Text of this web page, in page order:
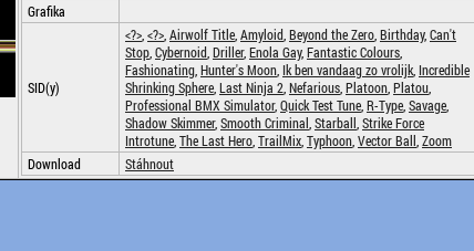
Grafika
SID(y)
<?> <?> Airwolf Title Amyloid Beyond the Zero Birthday, Can't
Stop Cybernoid Driller, Enola Gay, Fantastic Colours
Fashionating Hunter's Moon Ik ben vandaag zo vrolijk Incredible
Shrinking Sphere Last Ninja 2 Nefarious Platoon Platou
Professional BMX Simulator, Quick Test Tune R-Type Savage
Shadow Skimmer, Smooth Criminal Starball Strike Force
Introtune The Last Hero TrailMix Typhoon Vector Ball Zoom
Download
Stáhnout